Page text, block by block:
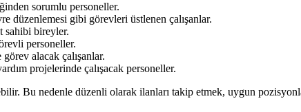
sorumlu personeller.
düzenlemesi gibi görevleri üstlenen çalışanlar.
sahibi bireyler.
personeller.
alacak çalışanlar.
projelerinde çalışacak personeller.
Bu nedenle düzenli olarak ilanları takip etmek, uygun